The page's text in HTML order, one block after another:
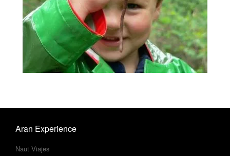
Aran Experience
Naut Viajes